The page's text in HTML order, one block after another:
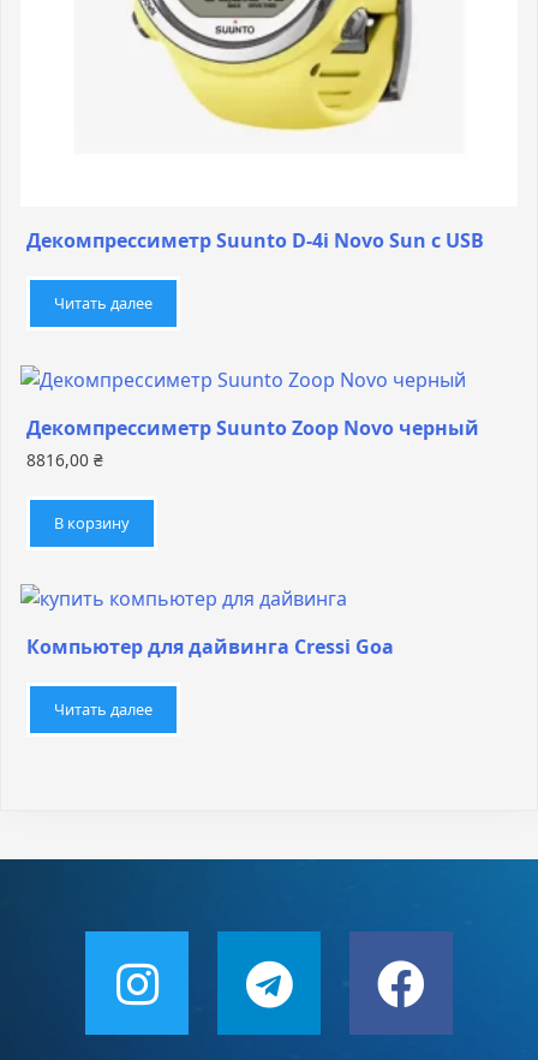
Декомпрессиметр Suunto D-4i Novo Sun с USB
Читать далее
Декомпрессиметр Suunto Zoop Novo черный
8816,00 ₴
В корзину
Компьютер для дайвинга Cressi Goa
Читать далее